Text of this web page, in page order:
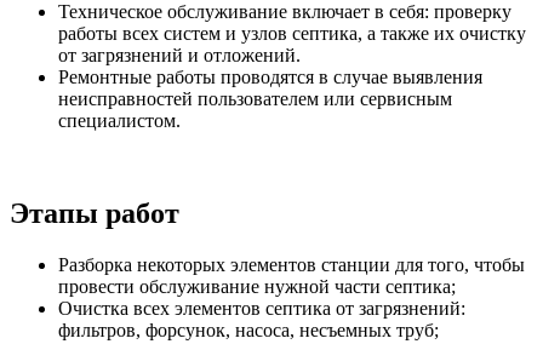
Техническое обслуживание включает в себя: проверку
работы всех систем и узлов септика, а также их очистку
от загрязнений и отложений.
Ремонтные работы проводятся в случае выявления
неисправностей пользователем или сервисным
специалистом.
Этапы работ
Разборка некоторых элементов станции для того, чтобы
провести обслуживание нужной части септика;
Очистка всех элементов септика от загрязнений:
фильтров, форсунок, насоса, несъемных труб;